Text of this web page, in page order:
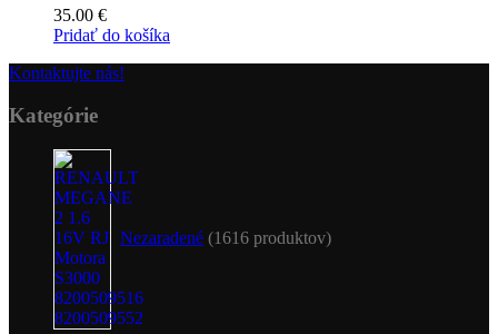
35.00 €
Pridať do košíka
Kontaktujte nás!
Kategórie
Nezaradené 1616 produktov